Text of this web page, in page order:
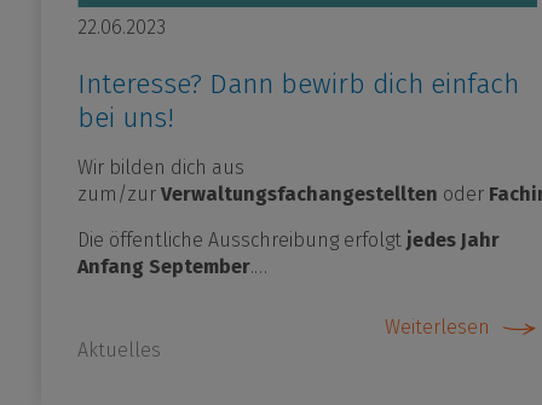
22.06.2023
Interesse? Dann bewirb dich einfach
bei uns!
Wir bilden dich aus
zum/zur Verwaltungsfachangestellten oder
Die öffentliche Ausschreibung erfolgt jedes Jahr
Anfang September.…
Weiterlesen
Aktuelles